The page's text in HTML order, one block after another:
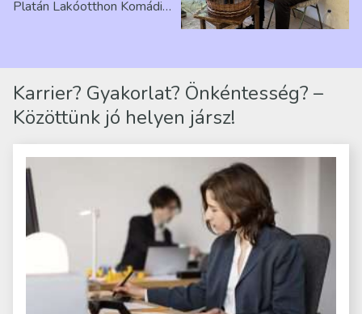
Platán Lakóotthon Komádi
Karrier? Gyakorlat? Önkéntesség? –
Közöttünk jó helyen jársz!